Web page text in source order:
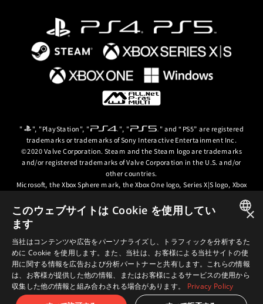
" ", "PlayStation", " ", " " and “PS5” are registered
trademarks or trademarks of Sony Interactive Entertainment Inc.
©2020 Valve Corporation. Steam and the Steam logo are trademarks
and/or registered trademarks of Valve Corporation in the U.S. and/or
other countries.
Microsoft, the Xbox Sphere mark, the Xbox One logo, Series X|S logo, Xbox
trademarks of the Microsoft group of companies.
© ARC SYSTEM WORKS / © 2024 CD PROJEKT S.A. All rights reserved. CD
PROJEKT, the CD PROJEKT logo, Cyberpunk, Cyberpunk 2077, the
Cyberpunk 2077 logo and Cyberpunk: Edgerunners are trademarks and/or
registered trademarks of CD PROJEKT S.A. in the US and/or other
countries.
ENGLISH
×
このウェブサイトは Cookie を使用してい
ます
当社はコンテンツや広告をパーソナライズし、トラフィックを分析するた
めに Cookie を使用します。また、当社は、お客様による当社サイトの使
用に関する情報を広告および分析パートナーと共有します。これらの情報
は、お客様が提供した他の情報、またはお客様によるサービスの使用から
収集した他の情報と組み合わされる場合があります。
Privacy Policy